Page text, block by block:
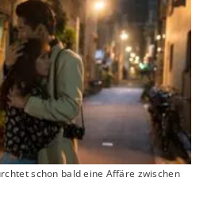
schon bald eine Affäre zwischen